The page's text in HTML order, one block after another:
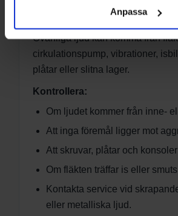
Anpassa
Ovanliga ljud kan komma från
cirkulationspump, vibrationer,
plåtar eller slitna lager.
Kontrollera:
Om ljudet kommer från inne-
Att inga föremål ligger mot
Att skruvar, plåtar och
Om fläkten träffar is eller
Kontakta service vid
eller metalliska ljud.